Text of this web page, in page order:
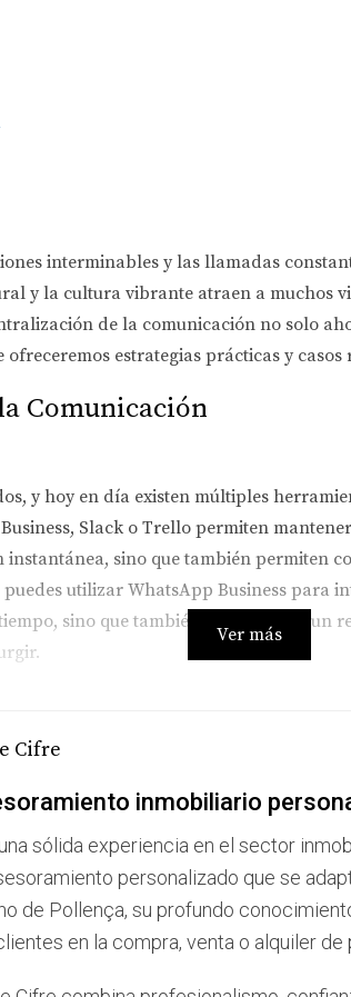
interminables y las llamadas
y la cultura vibrante atraen a muchos
de la comunicación no solo
estrategias prácticas y
Comunicación
y hoy en día existen múltiples
Slack o Trello permiten
sino que también permiten
utilizar WhatsApp Business para
sino que también proporciona un
límites claros es esencial para
puede ayudar a gestionar las
solo durante ciertas horas del día.
Ver más
Cifre
inmobiliario
sólida experiencia en el sector
personalizado que se
de Pollença, su profundo
en la compra, venta o alquiler de